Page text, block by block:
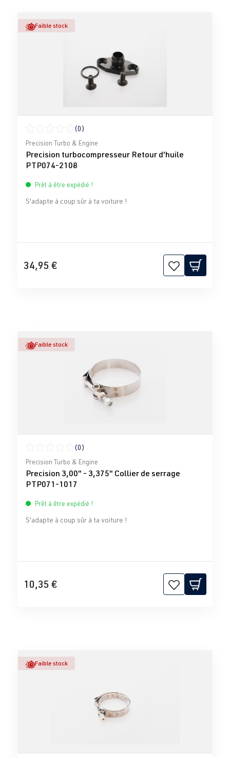
Faible stock
Note moyenne de 0 sur 5 étoiles
(0)
Precision Turbo & Engine
Precision turbocompresseur Retour d'huile
PTP074-2108
Prêt à être expédié !
S'adapte à coup sûr à ta voiture !
34,95 €
Faible stock
Note moyenne de 0 sur 5 étoiles
(0)
Precision Turbo & Engine
Precision 3,00" - 3,375" Collier de serrage
PTP071-1017
Prêt à être expédié !
S'adapte à coup sûr à ta voiture !
10,35 €
Faible stock